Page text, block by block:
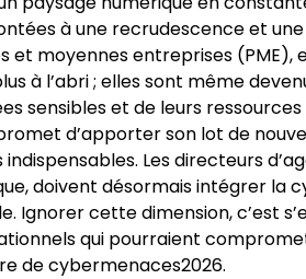
à une recrudescence et
et moyennes entreprises
à l’abri ; elles sont même
sensibles et de leurs
d’apporter son lot de
indispensables. Les directeurs
doivent désormais intégrer la
Ignorer cette dimension, c’est
qui pourraient
de cybermenaces2026.